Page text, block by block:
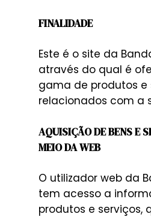
FINALIDADE
Este é o site da
através do qual é
gama de produtos e
relacionados com a
AQUISIÇÃO DE BENS E
MEIO DA WEB
O utilizador web da
tem acesso a
produtos e serviços,